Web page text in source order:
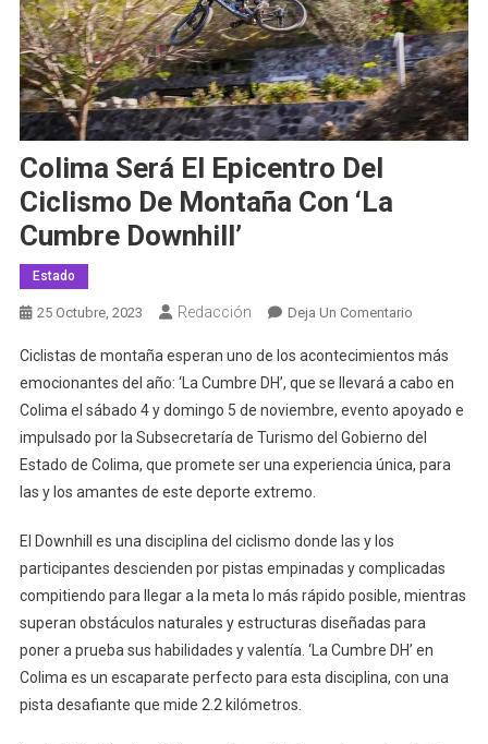
Colima Será El Epicentro Del
Ciclismo De Montaña Con ‘La
Cumbre Downhill’
Estado
25 Octubre, 2023 Redacción Deja Un ComentarioEn
Será
El
Epicentro
Del
Ciclismo
‘La
Cumbre
Ciclistas de montaña esperan uno de los acontecimientos más
emocionantes del año: ‘La Cumbre DH’, que se llevará a cabo en
Colima el sábado 4 y domingo 5 de noviembre, evento apoyado e
impulsado por la Subsecretaría de Turismo del Gobierno del
Estado de Colima, que promete ser una experiencia única, para
las y los amantes de este deporte extremo.
El Downhill es una disciplina del ciclismo donde las y los
participantes descienden por pistas empinadas y complicadas
compitiendo para llegar a la meta lo más rápido posible, mientras
superan obstáculos naturales y estructuras diseñadas para
poner a prueba sus habilidades y valentía. ‘La Cumbre DH’ en
Colima es un escaparate perfecto para esta disciplina, con una
pista desafiante que mide 2.2 kilómetros.